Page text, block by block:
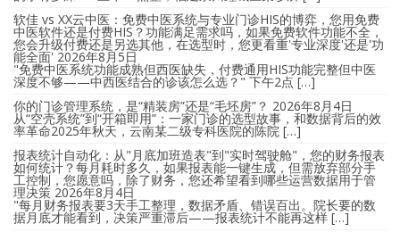
软佳 vs XX云中医：免费中医系统与专业门诊HIS的博弈，您用免费
中医软件还是付费HIS？功能满足需求吗，如果免费软件功能不全，
您会升级付费还是另选其他，在选型时，您更看重'专业深度'还是'功
能全面' 2026年8月5日
"免费中医系统功能成熟但西医缺失，付费通用HIS功能完整但中医
深度不够——中西医结合的诊该怎么选？" 下午2点 […]
你的门诊管理系统，是“精装房”还是“毛坯房”？ 2026年8月4日
从“空壳系统”到“开箱即用”：一家门诊的选型故事，和数据背后的效
率革命2025年秋天，云南某二级专科医院的陈院 […]
报表统计自动化：从"月底加班造表"到"实时驾驶舱"，您的财务报表
如何统计？每月耗时多久，如果报表能一键生成，但需放弃部分手
工控制，您愿意吗，除了财务，您还希望看到哪些运营数据用于管
理决策 2026年8月4日
"每月财务报表要3天手工整理，数据矛盾、错误百出。院长要的数
据月底才能看到，决策严重滞后——报表统计不能再这样 […]